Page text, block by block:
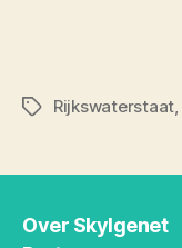
TagsRijkswaterstaat,
Over Skylgenet